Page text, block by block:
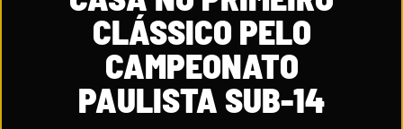
CLÁSSICO PELO
CAMPEONATO
PAULISTA SUB-14